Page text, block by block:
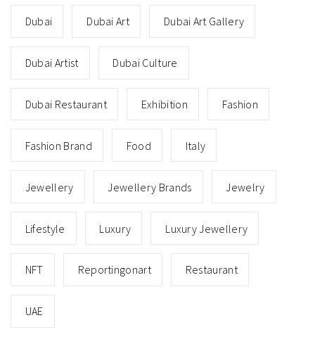
Dubai Dubai Art Dubai Art Gallery
Dubai Artist Dubai Culture
Dubai Restaurant Exhibition Fashion
Fashion Brand Food Italy
Jewellery Jewellery Brands Jewelry
Lifestyle Luxury Luxury Jewellery
NFT Reportingonart Restaurant
UAE